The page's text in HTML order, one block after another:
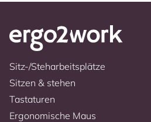
Sitz-/Steharbeitsplätze
Sitzen & stehen
Tastaturen
Ergonomische Maus